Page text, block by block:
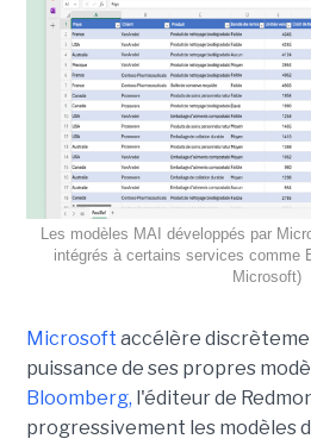
Les modèles MAI développés par
intégrés à certains services comme
Microsoft)
Microsoft accélère
puissance de ses propres
Bloomberg, l'éditeur de
progressivement les modèles